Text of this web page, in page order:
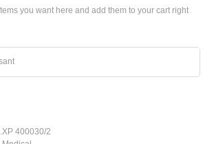
you want here and add them to your cart right
400030/2